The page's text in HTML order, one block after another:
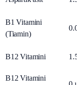
B1 Vitamini
(Tiamin)
B12 Vitamini
B12 Vitamini